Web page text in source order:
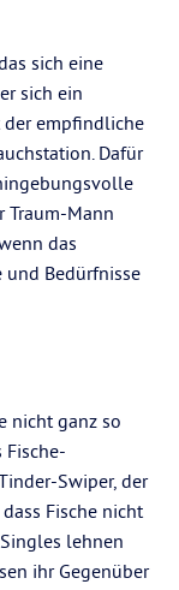
sich eine
sich ein
der empfindliche
Dafür
Traum-Mann
das
und Bedürfnisse
nicht ganz so
Fische-
Swiper, der
Fische nicht
lehnen
ihr Gegenüber